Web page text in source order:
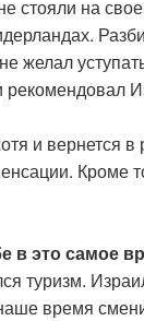
стояли на
желал
рекомендовал
и вернется в
Кроме
в это самое
туризм.
время